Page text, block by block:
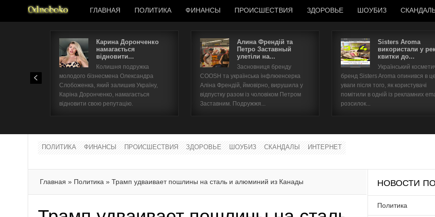
ГЛАВНАЯ ПОЛИТИКА ФИНАНСЫ ПРОИСШЕСТВИЯ ЗДОРОВЬЕ ШОУБИЗ
Карина Доронченко
намагається
відновити...
Колишня подружка
молодого бізнесмена Олександра
Слобоженка, який залишив Україну,
Каріна Доронченко, намагається
відновити свою репутацію.
Алина Френдій та
Петро Заставный
улетіли на...
Засновниця бренду
COOSH та українська інфлюенсерка
Аліна Френдій, ймовірно, вирушила у
відпустку разом із чоловіком Петром
Заставним. Подружжя...
Sisters Aroma
використали у
квитки до...
Український
бренд Sisters Aroma опинився в
уваги після того, як користувачі
помітили в одній із рекламних
розсилок...
ПОЛИТИКА ФИНАНСЫ ПРОИСШЕСТВИЯ ЗДОРОВЬЕ ШОУБИЗ СКАНДАЛЫ ИНТЕРНЕТ
Главная » Политика » Трамп удваивает пошлины на сталь и алюминий из Канады НОВОСТИ
Политика
Имя пользователя
Забыли имя пользователя?